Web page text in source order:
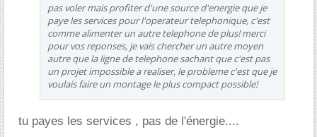
pas voler mais profiter d'une source d'energie que je
paye les services pour l'operateur telephonique, c'est
comme alimenter un autre telephone de plus! merci
pour vos reponses, je vais chercher un autre moyen
autre que la ligne de telephone sachant que c'est pas
un projet impossible a realiser, le probleme c'est que je
voulais faire un montage le plus compact possible!
tu payes les services , pas de l'énergie....